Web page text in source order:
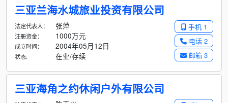
三亚兰海水城旅业投资有限公司
手机 1
电话 2
邮箱 3
法定代表人： 张萍
注册资金： 1000万元
成立时间： 2004年05月12日
状态: 在业/存续
三亚海角之约休闲户外有限公司